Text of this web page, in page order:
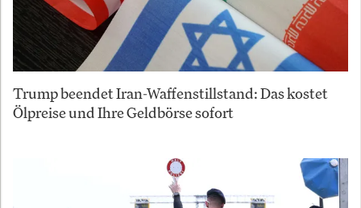
Trump beendet Iran-Waffenstillstand: Das kostet
Ölpreise und Ihre Geldbörse sofort